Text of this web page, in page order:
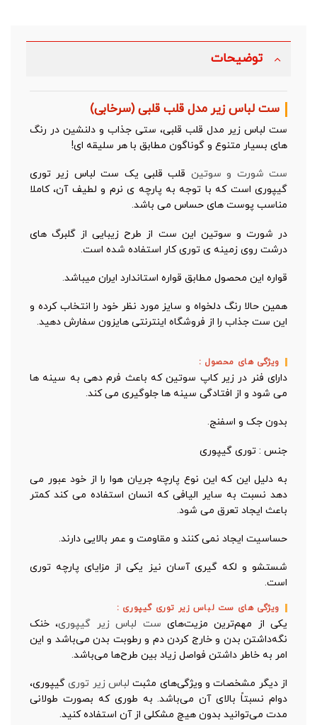
توضیحات
ست لباس زیر مدل قلب قلبی (سرخابی)
ست لباس زیر مدل قلب قلبی، ستی جذاب و دلنشین در رنگ
های بسیار متنوع و گوناگون مطابق با هر سلیقه ای!
ست شورت و سوتین قلب قلبی یک ست لباس زیر توری
گیپوری است که با توجه به پارچه ی نرم و لطیف آن، کاملا
مناسب پوست های حساس می باشد.
در شورت و سوتین این ست از طرح زیبایی از گلبرگ های
درشت روی زمینه ی توری کار استفاده شده است.
قواره این محصول مطابق قواره استاندارد ایران میباشد.
همین حالا رنگ دلخواه و سایز مورد نظر خود را انتخاب کرده و
این ست جذاب را از فروشگاه اینترنتی هایزون سفارش دهید.
ویژگی های محصول :
دارای فنر در زیر کاپ سوتین که باعث فرم دهی به سینه ها
می شود و از افتادگی سینه ها جلوگیری می کند.
بدون جک و اسفنج.
جنس : توری گیپوری
به دلیل این که این نوع پارچه جریان هوا را از خود عبور می
دهد نسبت به سایر الیافی که انسان استفاده می کند کمتر
باعث ایجاد تعرق می شود.
حساسیت ایجاد نمی کنند و مقاومت و عمر بالایی دارند.
شستشو و لکه گیری آسان نیز یکی از مزایای پارچه توری
است.
ویژگی های ست لباس زیر توری گیپوری :
یکی از مهم‌ترین مزیت‌های ست لباس زیر گیپوری، خنک
نگه‌داشتن بدن و خارج کردن دم و رطوبت بدن می‌باشد و این
امر به خاطر داشتن فواصل زیاد بین طرح‌ها می‌باشد.
از دیگر مشخصات و ویژگی‌های مثبت لباس زیر توریگیپوری،
دوام نسبتاً بالای آن می‌باشد. به طوری که بصورت طولانی
مدت می‌توانید بدون هیچ مشکلی از آن استفاده کنید.